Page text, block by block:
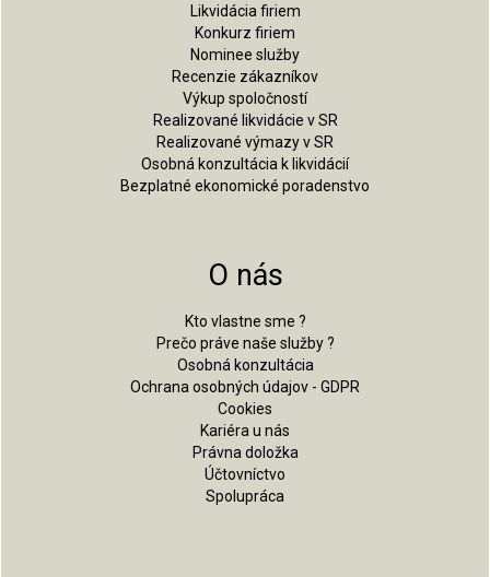
Likvidácia firiem
Konkurz firiem
Nominee služby
Recenzie zákazníkov
Výkup spoločností
Realizované likvidácie v SR
Realizované výmazy v SR
Osobná konzultácia k likvidácií
Bezplatné ekonomické poradenstvo
O nás
Kto vlastne sme ?
Prečo práve naše služby ?
Osobná konzultácia
Ochrana osobných údajov - GDPR
Cookies
Kariéra u nás
Právna doložka
Účtovníctvo
Spolupráca